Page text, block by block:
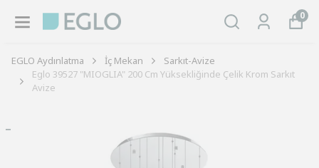
0
EGLO Aydınlatma İç Mekan
Sarkıt-Avize
Eglo 39527 "MIOGLIA" 200 Cm Yüksekliğinde Çelik Krom Sarkıt
Avize